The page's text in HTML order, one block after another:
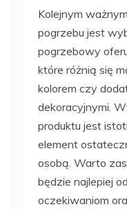
Kolejnym
pogrzebu jest
pogrzebowy
które różnią się
kolorem czy
dekoracyjnymi.
produktu jest
element
osobą. Warto
będzie najlepiej
oczekiwaniom